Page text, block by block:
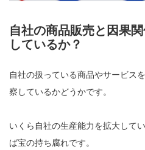
自社の商品販売と因果
しているか？
自社の扱っている商品やサービス
察しているかどうかです。
いくら自社の生産能力を拡大して
ば宝の持ち腐れです。